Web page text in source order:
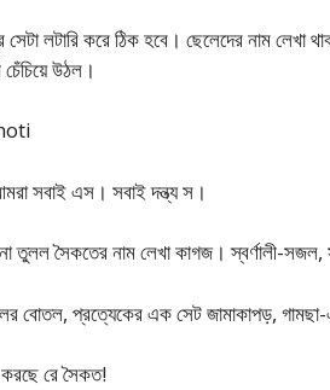
সেটা লটারি করে ঠিক হবে। ছেলেদের নাম
চেঁচিয়ে উঠল।
সবাই এস। সবাই দন্ত্য স।
তুলল সৈকতের নাম লেখা কাগজ। স্বর্ণালী-
বোতল, প্রত্যেকের এক সেট জামাকাপড়,
রে সৈকত!